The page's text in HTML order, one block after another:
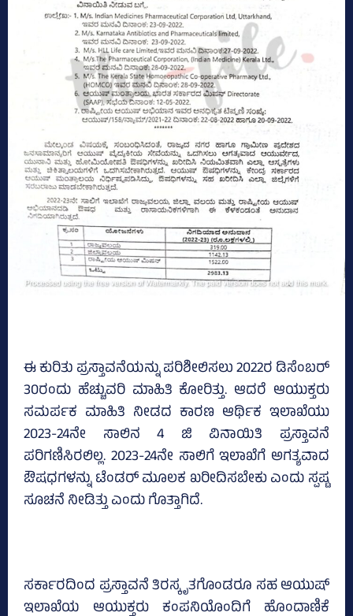
ಈ ಕುರಿತು ಪ್ರಸ್ತಾವನೆಯನ್ನು ಪರಿಶೀಲಿಸಲು 2022ರ ಡಿಸೆಂಬರ್‌
30ರಂದು ಹೆಚ್ಚುವರಿ ಮಾಹಿತಿ ಕೋರಿತ್ತು. ಆದರೆ ಆಯುಕ್ತರು
ಸಮರ್ಪಕ ಮಾಹಿತಿ ನೀಡದ ಕಾರಣ ಆರ್ಥಿಕ ಇಲಾಖೆಯು
2023-24ನೇ ಸಾಲಿನ 4 ಜಿ ವಿನಾಯಿತಿ ಪ್ರಸ್ತಾವನೆ
ಪರಿಗಣಿಸಿರಲಿಲ್ಲ. 2023-24ನೇ ಸಾಲಿಗೆ ಇಲಾಖೆಗೆ ಅಗತ್ಯವಾದ
ಔಷಧಗಳನ್ನು ಟೆಂಡರ್‌ ಮೂಲಕ ಖರೀದಿಸಬೇಕು ಎಂದು ಸ್ಪಷ್ಟ
ಸೂಚನೆ ನೀಡಿತ್ತು ಎಂದು ಗೊತ್ತಾಗಿದೆ.
ಸರ್ಕಾರದಿಂದ ಪ್ರಸ್ತಾವನೆ ತಿರಸ್ಕೃತಗೊಂಡರೂ ಸಹ ಆಯುಷ್‌
ಇಲಾಖೆಯ ಆಯುಕ್ತರು ಕಂಪನಿಯೊಂದಿಗೆ ಹೊಂದಾಣಿಕೆ